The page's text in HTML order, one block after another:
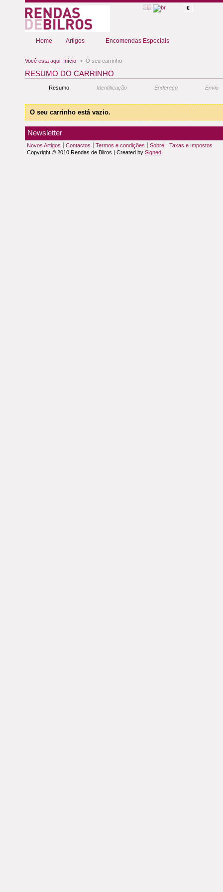
€
Home Artigos Encomendas Especiais
Você esta aqui: Início > O seu carrinho
RESUMO DO CARRINHO
Resumo Identificação Endereço Envio
O seu carrinho está vazio.
Newsletter
Novos Artigos Contactos Termos e condições Sobre
Taxas e Impostos
Copyright © 2010 Rendas de Bilros | Created by Signed